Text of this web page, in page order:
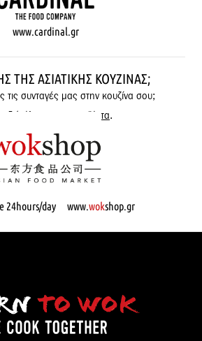
www.cardinal.gr
ΤΗΣ ΑΣΙΑΤΙΚΉΣ ΚΟΥΖΊΝΑΣ;
τις συνταγές μας στην κουζίνα σου;
εδώ όλα μας τα προϊόντα.
24hours/day www.wokshop.gr